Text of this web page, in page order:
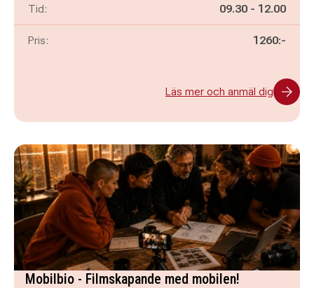
Tid: Pågår mellan
09.30 - och
12.00
Pris: 1260:-
Läs mer och anmäl dig
Mobilbio - Filmskapande med mobilen!